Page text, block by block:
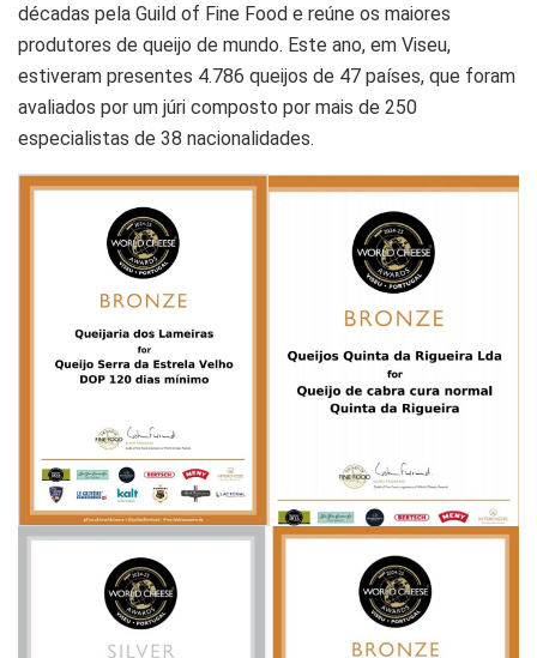
décadas pela Guild of Fine Food e reúne os maiores
produtores de queijo de mundo. Este ano, em Viseu,
estiveram presentes 4.786 queijos de 47 países, que foram
avaliados por um júri composto por mais de 250
especialistas de 38 nacionalidades.